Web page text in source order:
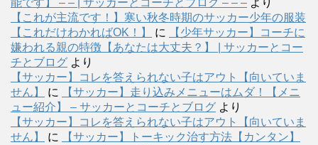
能です】 – – | サッカーとコーチとブログ – – – より
【これが主流です！】寒い秋冬時期のサッカー少年の服装
【これだけわかればOK！】
に
【少年サッカー】コーチに
嫌われる親の特徴【あなたは大丈夫？】 | サッカーとコー
チとブログ より
【サッカー】コレを答えられない子はアウト【向いていま
せん】
に
【サッカー】走り込みメニューはムダ！【メニ
ュー紹介】 – サッカーとコーチとブログ より
【サッカー】コレを答えられない子はアウト【向いていま
せん】
に
【サッカー】トーキック治す方法【カンタン】